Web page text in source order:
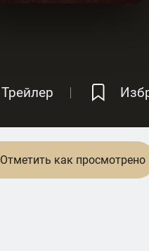
Трейлер
Отметить как просмотрено